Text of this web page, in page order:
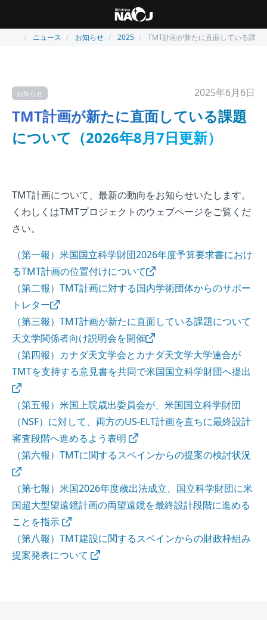
ニュース お知らせ 2025 TMT計画が新たに直面している課
お知らせ 2025年6月6日
TMT計画が新たに直面している課題
について（2026年8月7日更新）
TMT計画について、最新の動向をお知らせいたします。
くわしくはTMTプロジェクトのウェブページをご覧くだ
さい。
（第一報）米国国立科学財団2026年度予算要求書におけ
るTMT計画の位置付けについて
（第二報）TMT計画に対する国内学術団体からのサポー
トレター
（第三報）TMT計画が新たに直面している課題について
天文学関係者向け説明会を開催
（第四報）カナダ天文学会とカナダ天文学大学連合が
TMTを支持する意見書を共同で米国国立科学財団へ提出
（第五報）米国上院歳出委員会が、米国国立科学財団
（NSF）に対して、両方のUS-ELT計画を直ちに最終設計
審査段階へ進めるよう表明
（第六報）TMTに関するスペインからの提案の検討状況
（第七報）米国2026年度歳出法成立、国立科学財団に米
国超大型望遠鏡計画の両望遠鏡を最終設計段階に進める
ことを指示
（第八報）TMT建設に関するスペインからの財政枠組み
提案発表について